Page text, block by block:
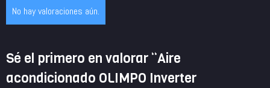
No hay valoraciones aún.
Sé el primero en valorar “Aire
acondicionado OLIMPO Inverter